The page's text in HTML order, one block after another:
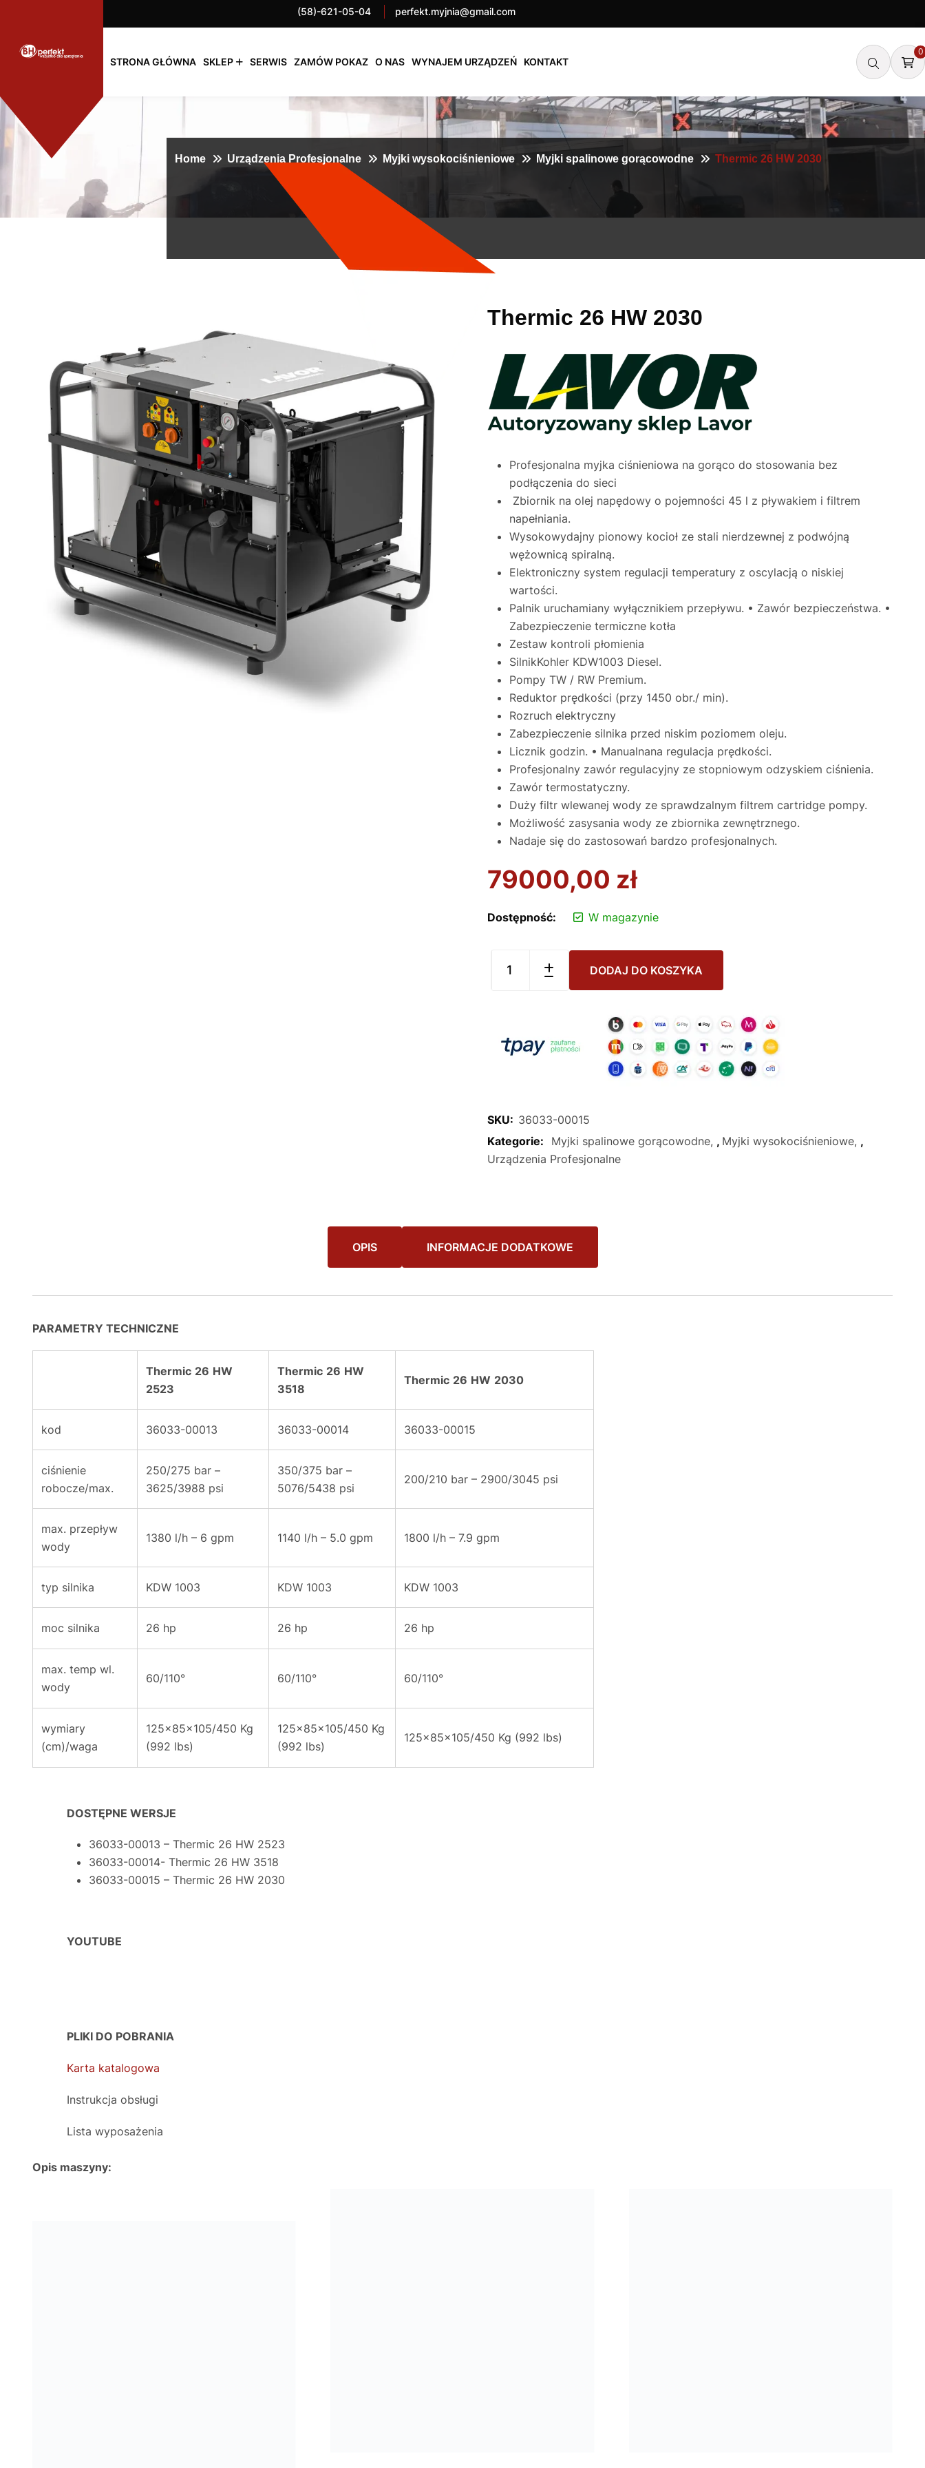
(58)-621-05-04 perfekt.myjnia@gmail.com
STRONA GŁÓWNA SKLEP SERWIS ZAMÓW POKAZ O NAS WYNAJEM URZĄDZEŃ KONTAKT
0
Home Urządzenia Profesjonalne Myjki wysokociśnieniowe Myjki spalinowe gorącowodne Thermic 26 HW 2030
Thermic 26 HW 2030
Profesjonalna myjka ciśnieniowa na gorąco do stosowania bez
podłączenia do sieci
Zbiornik na olej napędowy o pojemności 45 l z pływakiem i filtrem
napełniania.
Wysokowydajny pionowy kocioł ze stali nierdzewnej z podwójną
wężownicą spiralną.
Elektroniczny system regulacji temperatury z oscylacją o niskiej
wartości.
Palnik uruchamiany wyłącznikiem przepływu. • Zawór bezpieczeństwa. •
Zabezpieczenie termiczne kotła
Zestaw kontroli płomienia
SilnikKohler KDW1003 Diesel.
Pompy TW / RW Premium.
Reduktor prędkości (przy 1450 obr./ min).
Rozruch elektryczny
Zabezpieczenie silnika przed niskim poziomem oleju.
Licznik godzin. • Manualnana regulacja prędkości.
Profesjonalny zawór regulacyjny ze stopniowym odzyskiem ciśnienia.
Zawór termostatyczny.
Duży filtr wlewanej wody ze sprawdzalnym filtrem cartridge pompy.
Możliwość zasysania wody ze zbiornika zewnętrznego.
Nadaje się do zastosowań bardzo profesjonalnych.
79000,00 zł
Dostępność: W magazynie
DODAJ DO KOSZYKA
SKU: 36033-00015
Kategorie:
Myjki spalinowe gorącowodne , Myjki wysokociśnieniowe ,
Urządzenia Profesjonalne
OPIS INFORMACJE DODATKOWE
PARAMETRY TECHNICZNE
Thermic 26 HW
2523
Thermic 26 HW
3518
Thermic 26 HW 2030
kod 36033-00013 36033-00014 36033-00015
ciśnienie
robocze/max.
250/275 bar –
3625/3988 psi
350/375 bar –
5076/5438 psi
200/210 bar – 2900/3045 psi
max. przepływ
wody
1380 l/h – 6 gpm 1140 l/h – 5.0 gpm 1800 l/h – 7.9 gpm
typ silnika KDW 1003 KDW 1003 KDW 1003
moc silnika 26 hp 26 hp 26 hp
max. temp wl.
wody
60/110° 60/110° 60/110°
wymiary
(cm)/waga
125x85x105/450 Kg
(992 lbs)
125x85x105/450 Kg
(992 lbs)
125x85x105/450 Kg (992 lbs)
DOSTĘPNE WERSJE
36033-00013 – Thermic 26 HW 2523
36033-00014- Thermic 26 HW 3518
36033-00015 – Thermic 26 HW 2030
YOUTUBE
PLIKI DO POBRANIA
Karta katalogowa
Instrukcja obsługi
Lista wyposażenia
Opis maszyny: